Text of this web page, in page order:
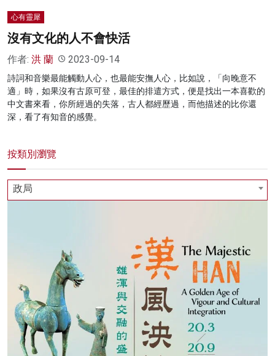
心有靈犀
沒有文化的人不會快活
作者: 洪 蘭 2023-09-14
詩詞和音樂最能觸動人心，也最能安撫人心，比如說，「向晚意不
適」時，如果沒有古原可登，最佳的排遣方式，便是找出一本喜歡的
中文書來看，你所經過的失落，古人都經歷過，而他描述的比你還
深，看了有知音的感覺。
按類別瀏覽
政局